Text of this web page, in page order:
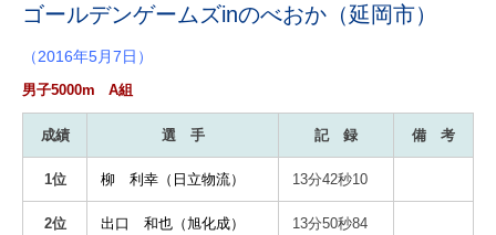
ゴールデンゲームズinのべおか（延岡市）
（2016年5月7日）
男子5000m A組
成績 選 手 記 録 備 考
1位 柳 利幸（日立物流） 13分42秒10
2位 出口 和也（旭化成） 13分50秒84